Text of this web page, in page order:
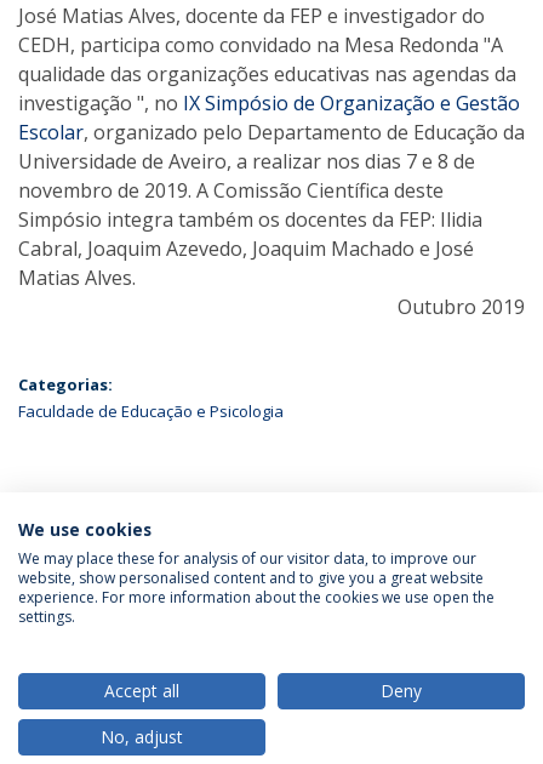
José Matias Alves, docente da FEP e investigador do
CEDH, participa como convidado na Mesa Redonda "A
qualidade das organizações educativas nas agendas da
investigação ", no IX Simpósio de Organização e Gestão
Escolar, organizado pelo Departamento de Educação da
Universidade de Aveiro, a realizar nos dias 7 e 8 de
novembro de 2019. A Comissão Científica deste
Simpósio integra também os docentes da FEP: Ilidia
Cabral, Joaquim Azevedo, Joaquim Machado e José
Matias Alves.
Outubro 2019
Categorias:
Faculdade de Educação e Psicologia
ÚLTIMAS NOTÍCIAS
Política de Privacidade
Termos & Condições
© 2026 Universidade Católica Portuguesa
We use cookies
We may place these for analysis of our visitor data, to improve our
website, show personalised content and to give you a great website
experience. For more information about the cookies we use open the
settings.
Accept all
Deny
No, adjust